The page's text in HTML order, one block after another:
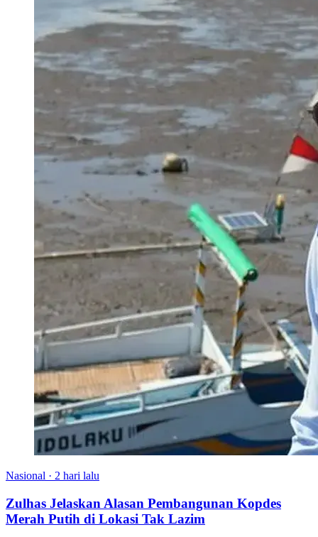
Nasional · 2 hari lalu
Zulhas Jelaskan Alasan Pembangunan Kopdes
Merah Putih di Lokasi Tak Lazim